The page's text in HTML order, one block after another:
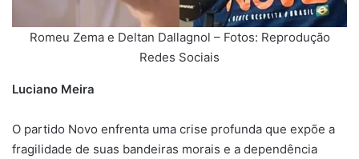
Romeu Zema e Deltan Dallagnol – Fotos: Reprodução
Redes Sociais
Luciano Meira
O partido Novo enfrenta uma crise profunda que expõe a
fragilidade de suas bandeiras morais e a dependência